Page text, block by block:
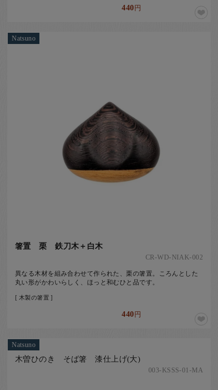
440円
Natsuno
箸置 栗 鉄刀木＋白木
CR-WD-NIAK-002
異なる木材を組み合わせて作られた、栗の箸置。ころんとした
丸い形がかわいらしく、ほっと和むひと品です。
[ 木製の箸置 ]
440円
Natsuno
木曽ひのき そば箸 漆仕上げ(大)
003-KSSS-01-MA